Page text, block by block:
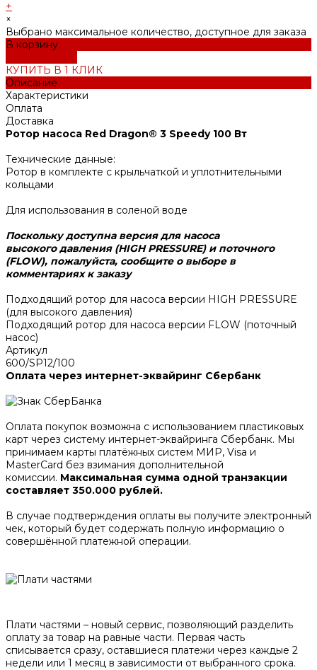
+
×
Выбрано максимальное количество, доступное для заказа
В корзину
КУПИТЬ В 1 КЛИК
Описание
Характеристики
Оплата
Доставка
Ротор насоса Red Dragon® 3 Speedy 100 Вт
Технические данные:
Ротор в комплекте с крыльчаткой и уплотнительными
кольцами
Для использования в соленой воде
Поскольку доступна версия для насоса
высокого давления (HIGH PRESSURE) и поточного
(FLOW), пожалуйста, сообщите о выборе в
комментариях к заказу
Подходящий ротор для насоса версии HIGH PRESSURE
(для высокого давления)
Подходящий ротор для насоса версии FLOW (поточный
насос)
Артикул
600/SP12/100
Оплата через интернет-эквайринг Сбербанк
Оплата покупок возможна с использованием пластиковых
карт через систему интернет-эквайринга Сбербанк. Мы
принимаем карты платёжных систем МИР, Visa и
MasterCard без взимания дополнительной
комиссии. Максимальная сумма одной транзакции
составляет 350.000 рублей.
В случае подтверждения оплаты вы получите электронный
чек, который будет содержать полную информацию о
совершённой платежной операции.
Плати частями – новый сервис, позволяющий разделить
оплату за товар на равные части. Первая часть
списывается сразу, оставшиеся платежи через каждые 2
недели или 1 месяц в зависимости от выбранного срока.